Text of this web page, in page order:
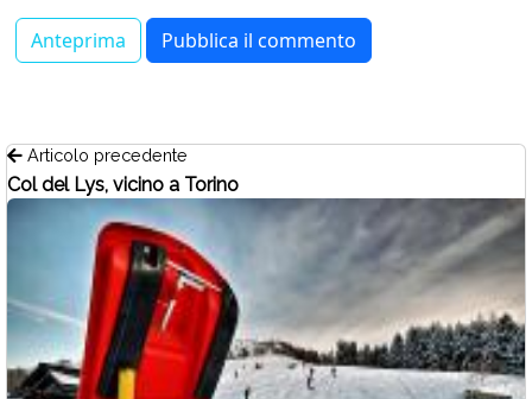
Articolo precedente
Col del Lys, vicino a Torino